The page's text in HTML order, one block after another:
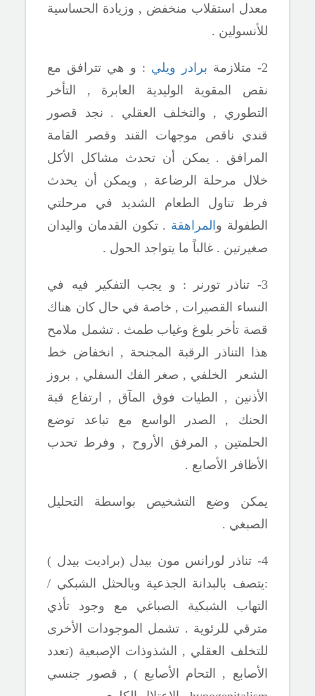
معدل استقلاب منخفض , وزيادة الحساسية
للأنسولين .
2- متلازمة برادر ويلي : و هي تترافق مع
نقص المقوية الوليدية العابرة , التأخر
التطوري , والتخلف العقلي . نجد قصور
قندي ناقص موجهات القند وقصر القامة
المرافق . يمكن أن تحدث مشاكل الأكل
خلال مرحلة الرضاعة , ويمكن أن يحدث
فرط تناول الطعام الشديد في مرحلتي
الطفولة والمراهقة . تكون القدمان واليدان
صغيرتين . غالباً ما يتواجد الحول .
3- تناذر تورنر : و يجب التفكير فيه في
النساء القصيرات , خاصة في حال كان هناك
قصة تأخر بلوغ وغياب طمث . تشمل ملامح
هذا التناذر الرقبة المجنحة , انخفاض خط
الشعر الخلفي , صغر الفك السفلي , بروز
الأذنين , الطيات فوق المآق , ارتفاع قبة
الحنك , الصدر الواسع مع تباعد توضع
الحلمتين , المرفق الأروح , وفرط تحدب
الأظافر الأصابع .
يمكن وضع التشخيص بواسطة التحليل
الصبغي .
4- تناذر لورانس مون بيدل (براديت بيدل )
:يتصف بالبدانة الجذعية وبالحثل الشبكي /
التهاب الشبكية الصباغي مع وجود تأذي
مترقي للرئوية . تشمل الموجودات الأخرى
للتخلف العقلي , الشذوذات الإصبعية (تعدد
الأصابع , التحام الأصابع ) , قصور جنسي